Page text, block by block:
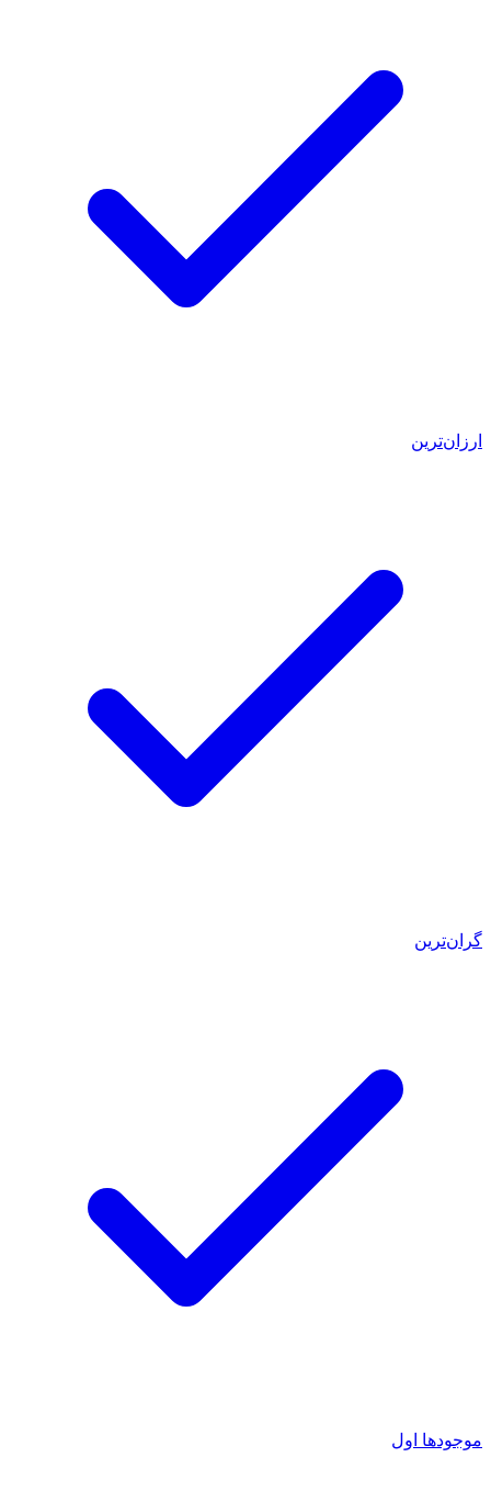
ارزان‌ترین
گران‌ترین
موجودها اول